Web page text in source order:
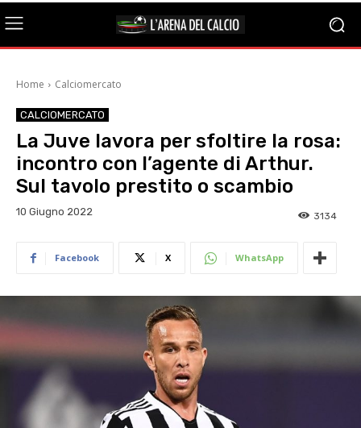
Home Calciomercato
CALCIOMERCATO
La Juve lavora per sfoltire la rosa:
incontro con l’agente di Arthur.
Sul tavolo prestito o scambio
10 Giugno 2022 3134
Facebook X WhatsApp